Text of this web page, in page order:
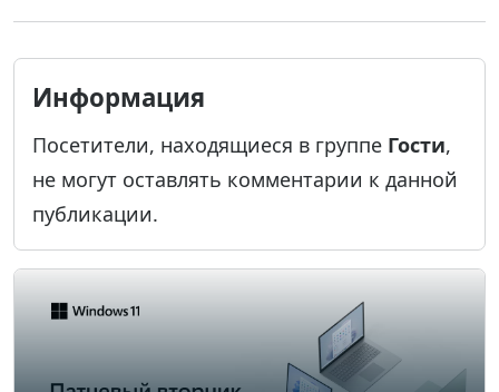
Информация
Посетители, находящиеся в группе Гости,
не могут оставлять комментарии к данной
публикации.